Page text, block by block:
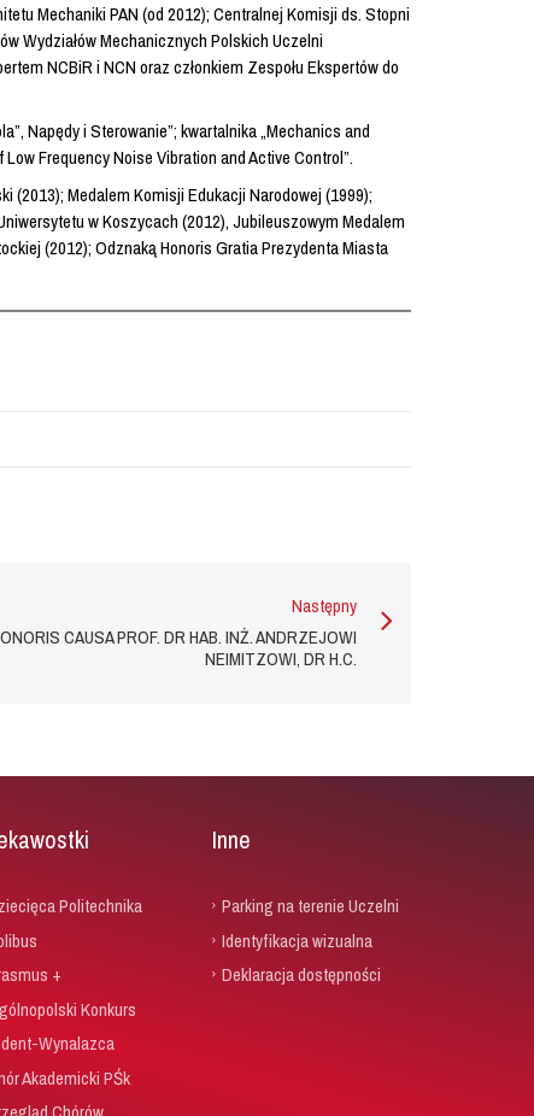
Mechaniki PAN (od 2012); Centralnej Komisji ds. Stopni
Wydziałów Mechanicznych Polskich Uczelni
NCBiR i NCN oraz członkiem Zespołu Ekspertów do
Napędy i Sterowanie”; kwartalnika „Mechanics and
Frequency Noise Vibration and Active Control”.
(2013); Medalem Komisji Edukacji Narodowej (1999);
w Koszycach (2012), Jubileuszowym Medalem
(2012); Odznaką Honoris Gratia Prezydenta Miasta
Następny
CAUSA PROF. DR HAB. INŻ. ANDRZEJOWI
NEIMITZOWI, DR H.C.
Politechnika
+
Konkurs
Wynalazca
Akademicki PŚk
Inne
Parking na terenie Uczelni
Identyfikacja wizualna
Deklaracja dostępności